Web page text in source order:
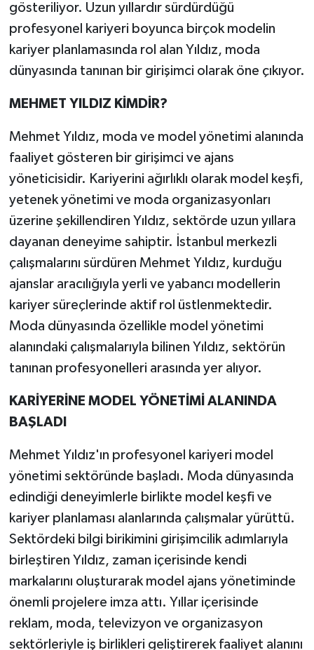
gösteriliyor. Uzun yıllardır sürdürdüğü
profesyonel kariyeri boyunca birçok modelin
kariyer planlamasında rol alan Yıldız, moda
dünyasında tanınan bir girişimci olarak öne çıkıyor.
MEHMET YILDIZ KİMDİR?
Mehmet Yıldız, moda ve model yönetimi alanında
faaliyet gösteren bir girişimci ve ajans
yöneticisidir. Kariyerini ağırlıklı olarak model keşfi,
yetenek yönetimi ve moda organizasyonları
üzerine şekillendiren Yıldız, sektörde uzun yıllara
dayanan deneyime sahiptir. İstanbul merkezli
çalışmalarını sürdüren Mehmet Yıldız, kurduğu
ajanslar aracılığıyla yerli ve yabancı modellerin
kariyer süreçlerinde aktif rol üstlenmektedir.
Moda dünyasında özellikle model yönetimi
alanındaki çalışmalarıyla bilinen Yıldız, sektörün
tanınan profesyonelleri arasında yer alıyor.
KARİYERİNE MODEL YÖNETİMİ ALANINDA
BAŞLADI
Mehmet Yıldız'ın profesyonel kariyeri model
yönetimi sektöründe başladı. Moda dünyasında
edindiği deneyimlerle birlikte model keşfi ve
kariyer planlaması alanlarında çalışmalar yürüttü.
Sektördeki bilgi birikimini girişimcilik adımlarıyla
birleştiren Yıldız, zaman içerisinde kendi
markalarını oluşturarak model ajans yönetiminde
önemli projelere imza attı. Yıllar içerisinde
reklam, moda, televizyon ve organizasyon
sektörleriyle iş birlikleri geliştirerek faaliyet alanını